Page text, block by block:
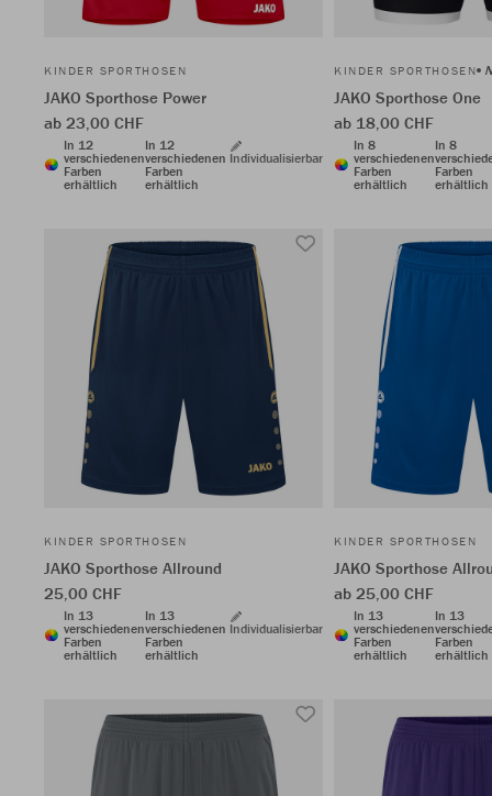
KINDER SPORTHOSEN
JAKO Sporthose Power
ab 23,00 CHF
In 12
verschiedenen
Farben
erhältlich
In 12
verschiedenen
Farben
erhältlich
Individualisierbar
KINDER SPORTHOSEN
JAKO Sporthose One
ab 18,00 CHF
In 8
verschiedenen
Farben
erhältlich
In 8
Farben
erhältlich
KINDER SPORTHOSEN
JAKO Sporthose Allround
25,00 CHF
In 13
verschiedenen
Farben
erhältlich
In 13
verschiedenen
Farben
erhältlich
Individualisierbar
KINDER SPORTHOSEN
JAKO Sporthose
ab 25,00 CHF
In 13
verschiedenen
Farben
erhältlich
In 13
Farben
erhältlich